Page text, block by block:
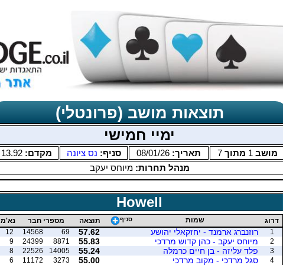
תוצאות מושב (פרונטלי)
ימיי חמישי
מושב 1 מתוך7 תאריך: 08/01/26 סניף: נס ציונה מקדם:13.92
מנהל תחרות:מיוחס יעקב
Howell
דרוג שמות סניף תוצאה מספרי חבר
נא'מ
1
רוזנברג ארמנד - יחזקאלי יהושע 57.62
69
14568
12
2
מיוחס יעקב - כהן קדוש מרדכי 55.83
8871
24399
9
3
פלד עליזה - בן חיים כרמלה 55.24
14005
22526
8
4
סגל מרדכי - מקוב מרדכי 55.00
3273
11172
6